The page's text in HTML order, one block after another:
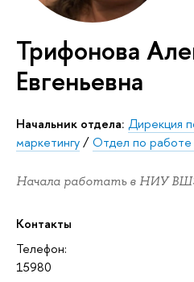
Трифонова
Евгеньевна
Начальник отдела: Дирекция
маркетингу/Отдел по работе
Начала работать в НИУ
Контакты
Телефон:
15980